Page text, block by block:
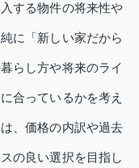
する物件の将来性や
に「新しい家だから
らし方や将来のライ
合っているかを考え
、価格の内訳や過去
の良い選択を目指し